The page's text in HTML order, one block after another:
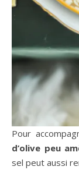
Pour
d’olive peu
sel peut aussi